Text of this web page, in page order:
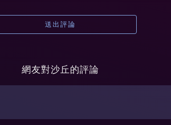
送出評論
網友對沙丘的評論